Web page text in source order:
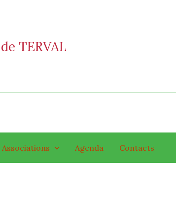
TERVAL
Associations Agenda Contacts